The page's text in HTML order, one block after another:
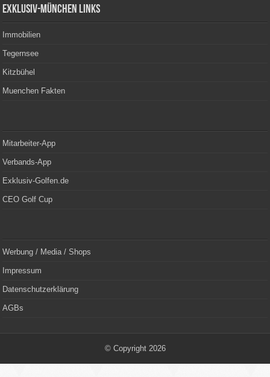
Exklusiv-München Links
Immobilien
Tegernsee
Kitzbühel
Muenchen Fakten
Mitarbeiter-App
Verbands-App
Exklusiv-Golfen.de
CEO Golf Cup
Werbung / Media / Shops
Impressum
Datenschutzerklärung
AGBs
© Copyright 2026